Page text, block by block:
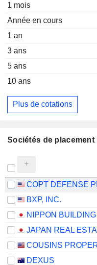
1 mois
Année en cours
1 an
3 ans
5 ans
10 ans
Plus de cotations
Sociétés de
BXP, INC.
DEXUS